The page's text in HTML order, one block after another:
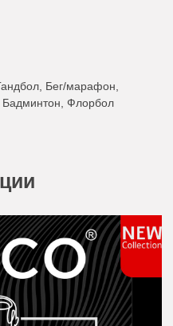
Бег/марафон,
Бадминтон, Флорбол